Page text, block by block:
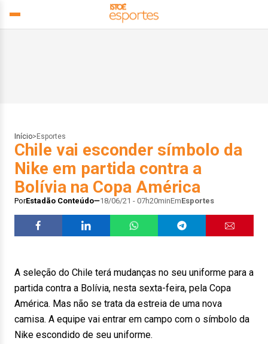
Início> Esportes
Chile vai esconder símbolo da
Nike em partida contra a
Bolívia na Copa América
PorEstadão Conteúdo 18/06/21 - 07h20minEmEsportes
A seleção do Chile terá mudanças no seu uniforme para a
partida contra a Bolívia, nesta sexta-feira, pela Copa
América. Mas não se trata da estreia de uma nova
camisa. A equipe vai entrar em campo com o símbolo da
Nike escondido de seu uniforme.